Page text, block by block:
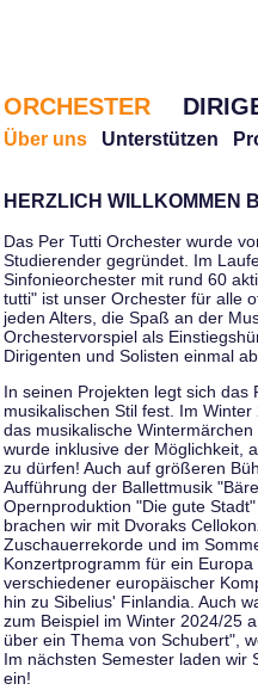
ORCHESTER
Über uns Unterstützen
HERZLICH WILLKOMMEN
Das Per Tutti Orchester wurde
Studierender gegründet. Im
Sinfonieorchester mit rund 60
tutti" ist unser Orchester für alle
jeden Alters, die Spaß an der
Orchestervorspiel als
Dirigenten und Solisten einmal
In seinen Projekten legt sich das
musikalischen Stil fest. Im
das musikalische
wurde inklusive der Möglichkeit,
zu dürfen! Auch auf größeren
Aufführung der Ballettmusik
Opernproduktion "Die gute
brachen wir mit Dvoraks
Zuschauerrekorde und im
Konzertprogramm für ein
verschiedener europäischer
hin zu Sibelius' Finlandia. Auch
zum Beispiel im Winter 2024/25
über ein Thema von Schubert",
Im nächsten Semester laden wir
ein!